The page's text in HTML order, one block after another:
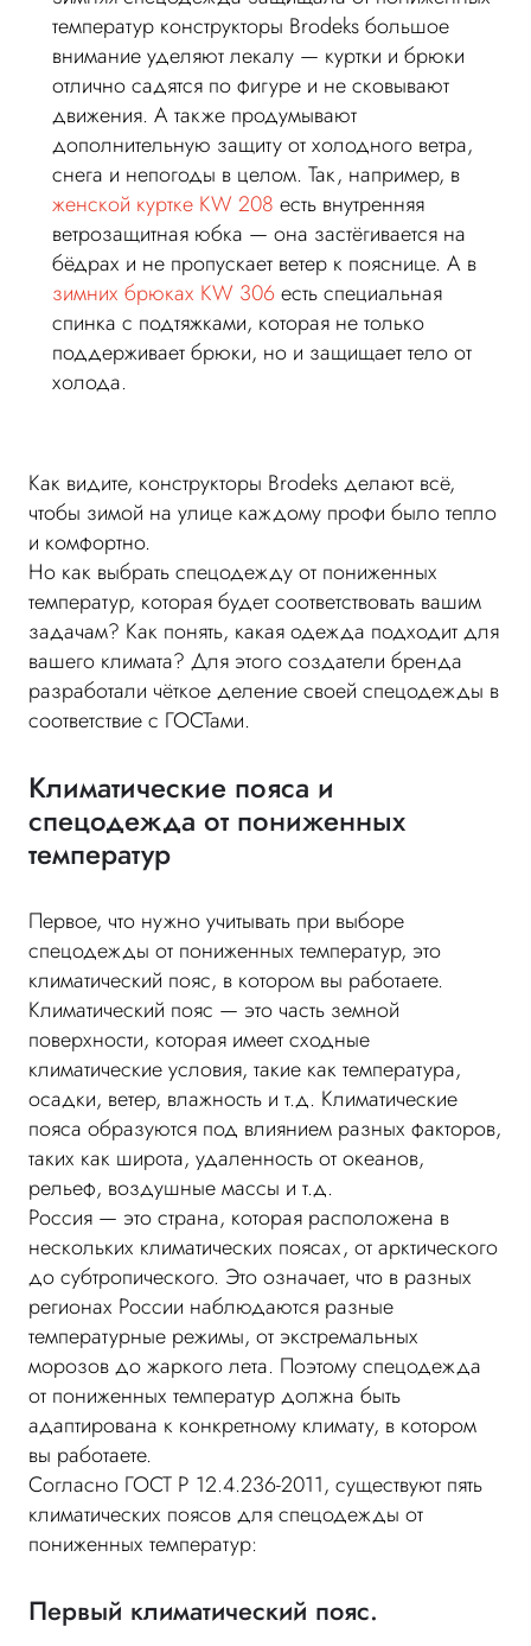
температур конструкторы Brodeks большое
внимание уделяют лекалу — куртки и брюки
отлично садятся по фигуре и не сковывают
движения. А также продумывают
дополнительную защиту от холодного ветра,
снега и непогоды в целом. Так, например, в
женской куртке KW 208 есть внутренняя
ветрозащитная юбка — она застёгивается на
бёдрах и не пропускает ветер к пояснице. А в
зимних брюках KW 306есть специальная
спинка с подтяжками, которая не только
поддерживает брюки, но и защищает тело от
холода.
Как видите, конструкторы Brodeks делают всё,
чтобы зимой на улице каждому профи было тепло
и комфортно.
Но как выбрать спецодежду от пониженных
температур, которая будет соответствовать вашим
задачам? Как понять, какая одежда подходит для
вашего климата? Для этого создатели бренда
разработали чёткое деление своей спецодежды в
соответствие с ГОСТами.
Климатические пояса и
спецодежда от пониженных
температур
Первое, что нужно учитывать при выборе
спецодежды от пониженных температур, это
климатический пояс, в котором вы работаете.
Климатический пояс — это часть земной
поверхности, которая имеет сходные
климатические условия, такие как температура,
осадки, ветер, влажность и т.д. Климатические
пояса образуются под влиянием разных факторов,
таких как широта, удаленность от океанов,
рельеф, воздушные массы и т.д.
Россия — это страна, которая расположена в
нескольких климатических поясах, от арктического
до субтропического. Это означает, что в разных
регионах России наблюдаются разные
температурные режимы, от экстремальных
морозов до жаркого лета. Поэтому спецодежда
от пониженных температур должна быть
адаптирована к конкретному климату, в котором
вы работаете.
Согласно ГОСТ Р 12.4.236-2011, существуют пять
климатических поясов для спецодежды от
пониженных температур:
Первый климатический пояс.